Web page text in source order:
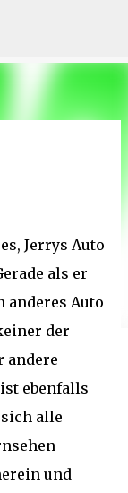
Jerrys Auto
als er
Auto
der
andere
ebenfalls
sich alle
und